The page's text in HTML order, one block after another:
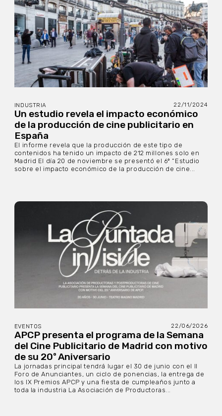
INDUSTRIA 22/11/2024
Un estudio revela el impacto económico
de la producción de cine publicitario en
España
El informe revela que la producción de este tipo de
contenidos ha tenido un impacto de 212 millones solo en
Madrid El día 20 de noviembre se presentó el 6º “Estudio
sobre el impacto económico de la producción de cine...
EVENTOS 22/06/2026
APCP presenta el programa de la Semana
del Cine Publicitario de Madrid con motivo
de su 20º Aniversario
La jornadas principal tendrá lugar el 30 de junio con el II
Foro de Anunciantes, un ciclo de ponencias, la entrega de
los IX Premios APCP y una fiesta de cumpleaños junto a
toda la industria La Asociación de Productoras...